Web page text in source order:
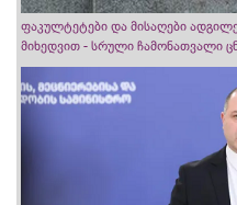
ფაკულტეტები და მისაღები
მიხედვით - სრული ჩამონათვალი